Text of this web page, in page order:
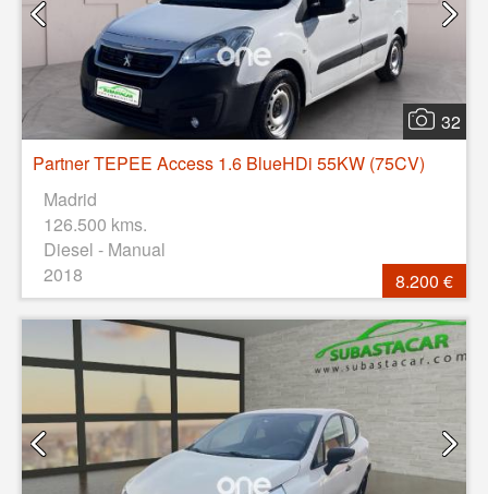
32
Partner TEPEE Access 1.6 BlueHDi 55KW (75CV)
Madrid
126.500 kms.
Diesel - Manual
2018
8.200 €